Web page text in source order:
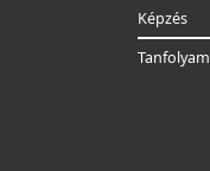
Képzés
Tanfolyam